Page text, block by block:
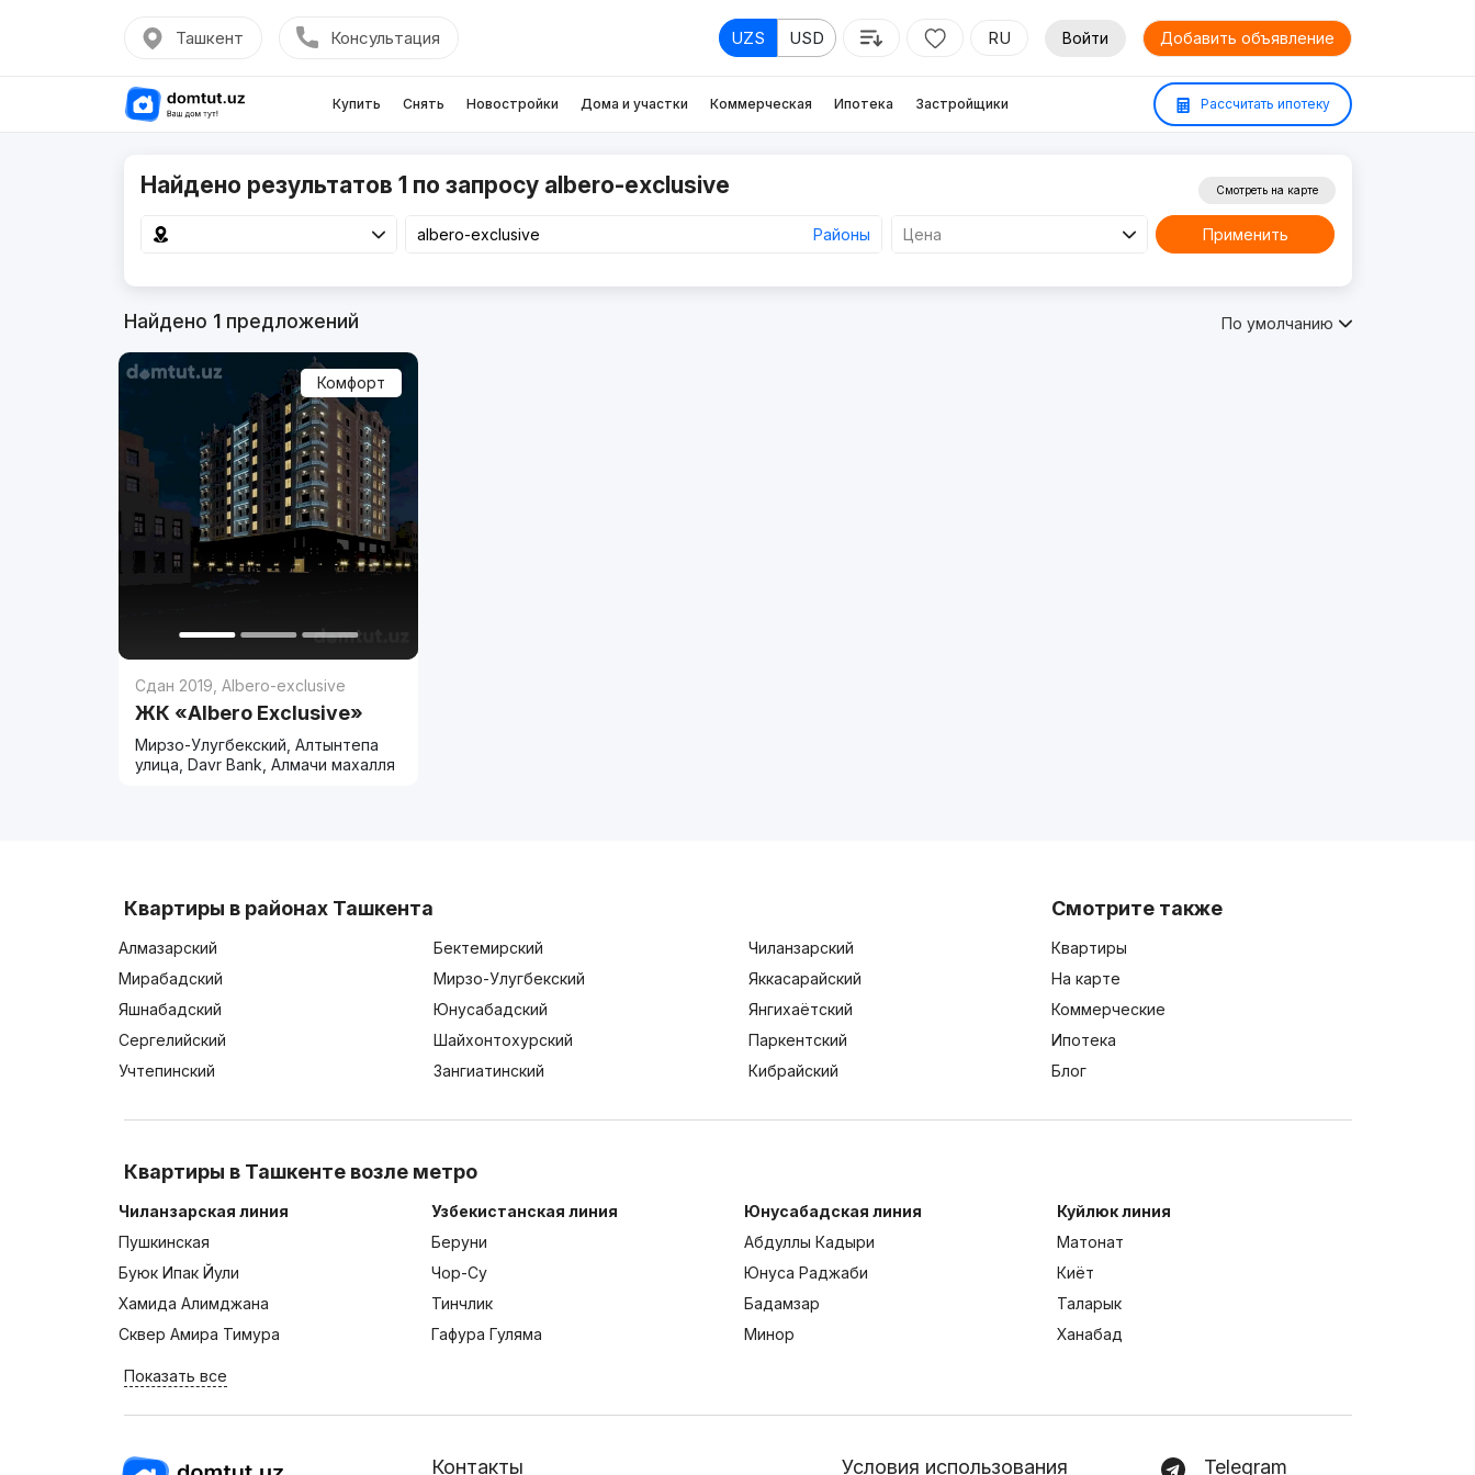
Ташкент Консультация UZS USD RU Войти Добавить объявление
Купить Снять Новостройки Дома и участки Коммерческая Ипотека Застройщики Рассчитать ипотеку
Найдено результатов 1 по запросу albero-exclusive
Районы Цена
Смотреть на карте
Применить
Найдено 1предложений По умолчанию
Комфорт
Сдан 2019 ,Albero-exclusive
ЖК «Albero Exclusive»
Мирзо-Улугбекский, Алтынтепа
улица, Davr Bank, Алмачи махалля
Квартиры в районах Ташкента
Алмазарский Бектемирский
Чиланзарский
Мирабадский
Мирзо-Улугбекский
Яккасарайский
Яшнабадский
Юнусабадский
Янгихаётский
Сергелийский
Шайхонтохурский
Паркентский
Учтепинский
Зангиатинский Кибрайский
Смотрите также
Квартиры
На карте
Коммерческие
Ипотека
Блог
Квартиры в Ташкенте возле метро
Чиланзарская линия
Пушкинская
Буюк Ипак Йули
Хамида Алимджана
Сквер Амира Тимура
Узбекистанская линия
Беруни
Чор-Су
Тинчлик
Гафура Гуляма
Юнусабадская линия
Абдуллы Кадыри
Юнуса Раджаби
Бадамзар
Минор
Куйлюк линия
Матонат
Киёт
Таларык
Ханабад
Показать все
Контакты Условия использования Telegram